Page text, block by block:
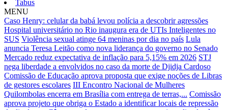
Tabus
MENU
Caso Henry: celular da babá levou polícia a descobrir agressões
Hospital universitário no Rio inaugura era de UTIs Inteligentes no
SUS Violência sexual atinge 64 meninas por dia no país Lula
anuncia Teresa Leitão como nova liderança do governo no Senado
Mercado reduz expectativa de inflação para 5,15% em 2026 STJ
nega liberdade a envolvidos no caso da morte de Djidja Cardoso
Comissão de Educação aprova proposta que exige noções de Libras
de gestores escolares III Encontro Nacional de Mulheres
Quilombolas encerra em Brasília com entrega de terras,... Comissão
aprova projeto que obriga o Estado a identificar locais de repressão